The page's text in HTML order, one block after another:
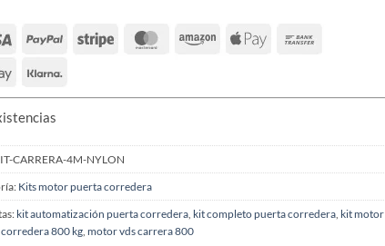
CARRERA-4M-NYLON
Kits motor puerta corredera
kit automatización puerta corredera, kit completo puerta corredera, kit motor
800 kg, motor vds carrera 800